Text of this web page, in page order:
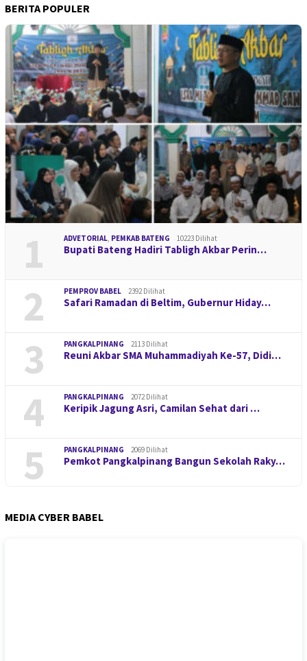
BERITA POPULER
1 ADVETORIAL, PEMKAB BATENG 10223 Dilihat
Bupati Bateng Hadiri Tabligh Akbar Perin…
2 PEMPROV BABEL 2392 Dilihat
Safari Ramadan di Beltim, Gubernur Hiday…
3 PANGKALPINANG 2113 Dilihat
Reuni Akbar SMA Muhammadiyah Ke-57, Didi…
4 PANGKALPINANG 2072 Dilihat
Keripik Jagung Asri, Camilan Sehat dari …
5 PANGKALPINANG 2069 Dilihat
Pemkot Pangkalpinang Bangun Sekolah Raky…
MEDIA CYBER BABEL